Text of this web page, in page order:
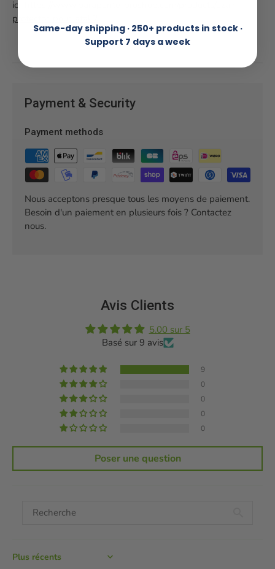
ici:
protector-pour-atak2
Payment & Security
Payment methods
Nous acceptons presque tous les moyens de paiement.
Besoin d'un paiement en plusieurs fois ? Contactez
nous.
Avis Clients
5.00 sur 5
Basé sur 9 avis
9
0
0
0
0
Poser une question
Sort by
Same-day shipping · 250+ products in stock ·
Support 7 days a week